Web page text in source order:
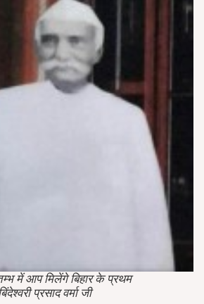
में आप मिलेंगे बिहार के प्रथम
प्रसाद वर्मा जी